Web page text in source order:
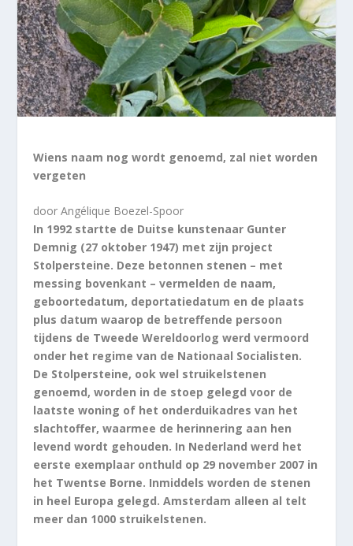
Wiens naam nog wordt genoemd, zal niet worden
vergeten
door Angélique Boezel-Spoor
In 1992 startte de Duitse kunstenaar Gunter
Demnig (27 oktober 1947) met zijn project
Stolpersteine. Deze betonnen stenen – met
messing bovenkant – vermelden de naam,
geboortedatum, deportatiedatum en de plaats
plus datum waarop de betreffende persoon
tijdens de Tweede Wereldoorlog werd vermoord
onder het regime van de Nationaal Socialisten.
De Stolpersteine, ook wel struikelstenen
genoemd, worden in de stoep gelegd voor de
laatste woning of het onderduikadres van het
slachtoffer, waarmee de herinnering aan hen
levend wordt gehouden. In Nederland werd het
eerste exemplaar onthuld op 29 november 2007 in
het Twentse Borne. Inmiddels worden de stenen
in heel Europa gelegd. Amsterdam alleen al telt
meer dan 1000 struikelstenen.